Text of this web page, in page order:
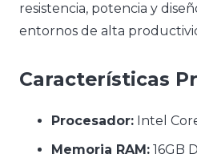
resistencia, potencia y
entornos de alta
Características
Procesador: Intel
Memoria RAM: 16GB